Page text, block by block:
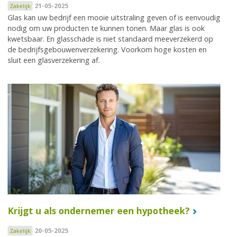
Zakelijk 21-05-2025
Glas kan uw bedrijf een mooie uitstraling geven of is eenvoudig
nodig om uw producten te kunnen tonen. Maar glas is ook
kwetsbaar. En glasschade is niet standaard meeverzekerd op
de bedrijfsgebouwenverzekering. Voorkom hoge kosten en
sluit een glasverzekering af.
Krijgt u als ondernemer een hypotheek?
Zakelijk 20-05-2025